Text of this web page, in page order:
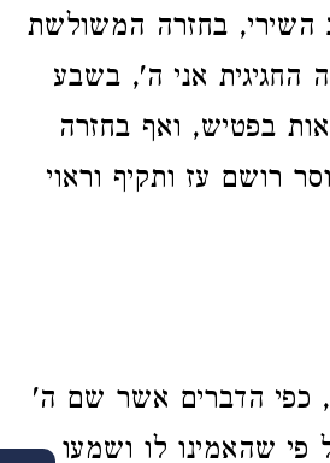
השירי, בחזרה המשולשת
החגיגית אני ה', בשבע
בפטיש, ואף בחזרה
רושם עז ותקיף וראוי
, כפי הדברים אשר שם ה'
שהאמינו לו ושמעו